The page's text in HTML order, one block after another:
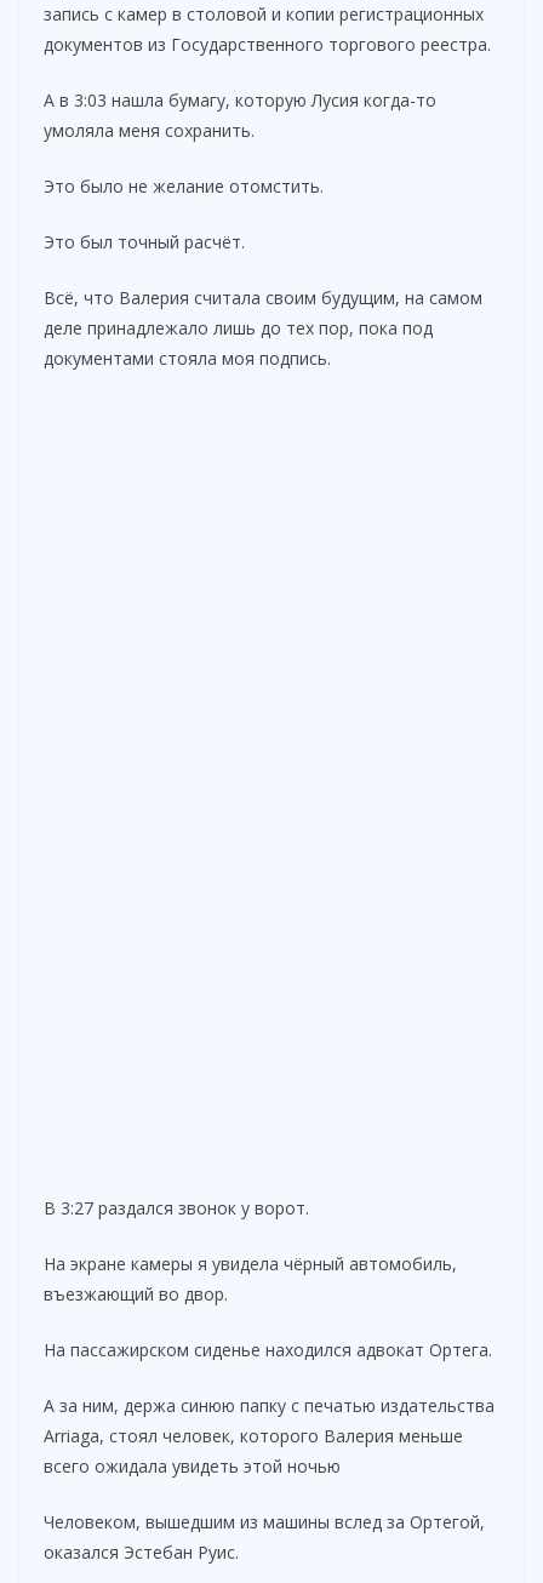
запись с камер в столовой и копии регистрационных
документов из Государственного торгового реестра.
А в 3:03 нашла бумагу, которую Лусия когда-то
умоляла меня сохранить.
Это было не желание отомстить.
Это был точный расчёт.
Всё, что Валерия считала своим будущим, на самом
деле принадлежало лишь до тех пор, пока под
документами стояла моя подпись.
В 3:27 раздался звонок у ворот.
На экране камеры я увидела чёрный автомобиль,
въезжающий во двор.
На пассажирском сиденье находился адвокат Ортега.
А за ним, держа синюю папку с печатью издательства
Arriaga, стоял человек, которого Валерия меньше
всего ожидала увидеть этой ночью
Человеком, вышедшим из машины вслед за Ортегой,
оказался Эстебан Руис.